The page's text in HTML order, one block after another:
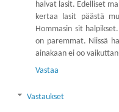
halvat lasit. Edelliset
kertaa lasit päästä
Hommasin sit
on paremmat. Niissä
ainakaan ei oo
Vastaa
Vastaukset